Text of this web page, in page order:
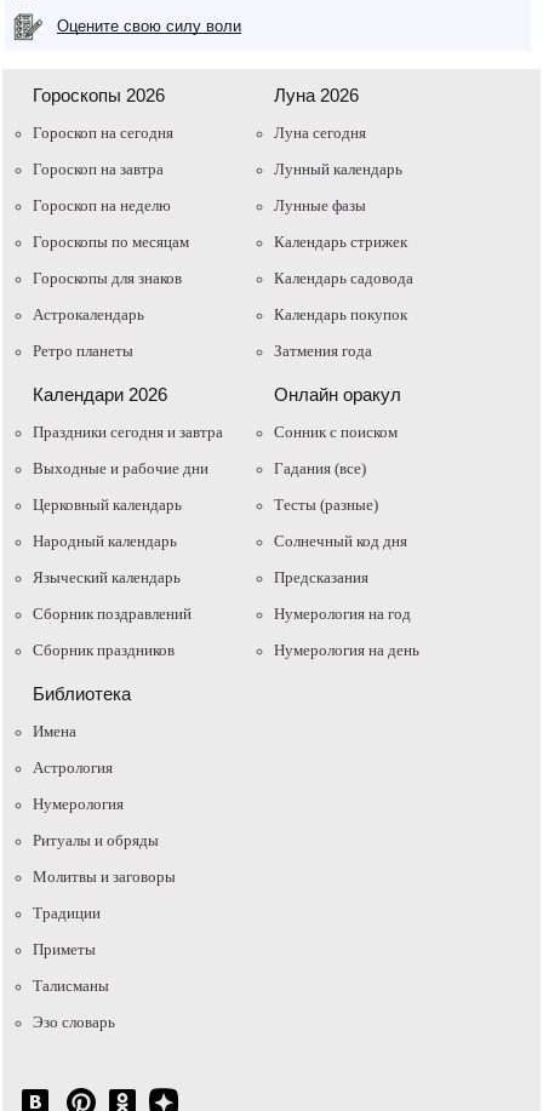
Оцените свою силу воли
Гороскопы 2026
Гороскоп на сегодня
Гороскоп на завтра
Гороскоп на неделю
Гороскопы по месяцам
Гороскопы для знаков
Астрокалендарь
Ретро планеты
Луна 2026
Луна сегодня
Лунный календарь
Лунные фазы
Календарь стрижек
Календарь садовода
Календарь покупок
Затмения года
Календари 2026
Праздники сегодня и завтра
Выходные и рабочие дни
Церковный календарь
Народный календарь
Языческий календарь
Сборник поздравлений
Сборник праздников
Онлайн оракул
Cонник с поиском
Гадания (все)
Тесты (разные)
Солнечный код дня
Предсказания
Нумерология на год
Нумерология на день
Библиотека
Имена
Астрология
Нумерология
Ритуалы и обряды
Молитвы и заговоры
Традиции
Приметы
Талисманы
Эзо словарь